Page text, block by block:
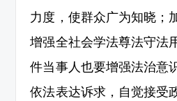
力度，使群众广为知晓；
增强全社会学法尊法守法
件当事人也要增强法治意
依法表达诉求，自觉接受